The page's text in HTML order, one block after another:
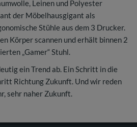
Leinen und Polyester
der Möbelhausgigant als
Stühle aus dem 3 Drucker.
Körper scannen und erhält binnen 2
„Gamer“ Stuhl.
ein Trend ab. Ein Schritt in die
Richtung Zukunft. Und wir reden
sehr naher Zukunft.